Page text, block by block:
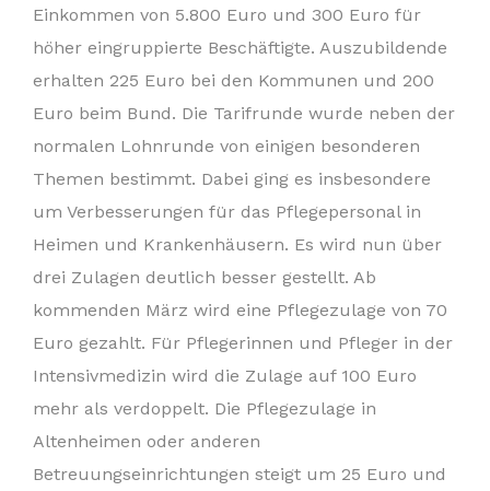
Einkommen von 5.800 Euro und 300 Euro für
höher eingruppierte Beschäftigte. Auszubildende
erhalten 225 Euro bei den Kommunen und 200
Euro beim Bund. Die Tarifrunde wurde neben der
normalen Lohnrunde von einigen besonderen
Themen bestimmt. Dabei ging es insbesondere
um Verbesserungen für das Pflegepersonal in
Heimen und Krankenhäusern. Es wird nun über
drei Zulagen deutlich besser gestellt. Ab
kommenden März wird eine Pflegezulage von 70
Euro gezahlt. Für Pflegerinnen und Pfleger in der
Intensivmedizin wird die Zulage auf 100 Euro
mehr als verdoppelt. Die Pflegezulage in
Altenheimen oder anderen
Betreuungseinrichtungen steigt um 25 Euro und